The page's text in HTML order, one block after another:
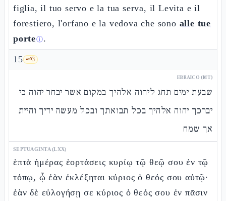
figlia, il tuo servo e la tua serva, il Levita e il
forestiero, l'orfano e la vedova che sono alle tue
porteⓘ.
15 🗝️3
EBRAICO (MT)
שבעת ימים תחג ליהוה אלהיך במקום אשר יבחר יהוה כי
יברכך יהוה אלהיך בכל תבואתך ובכל מעשה ידיך והיית
אך שמח
SEPTUAGINTA (LXX)
ἑπτὰ ἡμέρας ἑορτάσεις κυρίῳ τῷ θεῷ σου ἐν τῷ
τόπῳ, ᾧ ἐὰν ἐκλέξηται κύριος ὁ θεός σου αὐτῷ·
ἐὰν δὲ εὐλογήσῃ σε κύριος ὁ θεός σου ἐν πᾶσιν